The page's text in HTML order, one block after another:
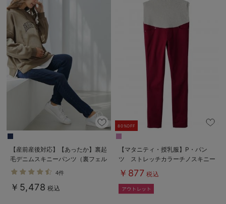
【産前産後対応】【あったか】裏起
毛デニムスキニーパンツ（裏フェル
トタッチ ）【出産後も長く使え
4件
￥5,478 税込
80%OFF
【マタニティ・授乳服】P・パン
ツ ストレッチカラーチノスキニー
【special price】
￥877 税込